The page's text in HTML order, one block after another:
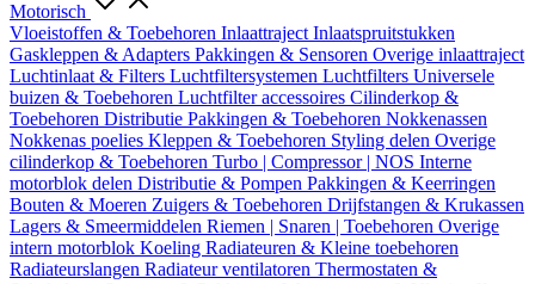
Motorisch
Vloeistoffen & Toebehoren Inlaattraject Inlaatspruitstukken
Gaskleppen & Adapters Pakkingen & Sensoren Overige inlaattraject
Luchtinlaat & Filters Luchtfiltersystemen Luchtfilters Universele
buizen & Toebehoren Luchtfilter accessoires Cilinderkop &
Toebehoren Distributie Pakkingen & Toebehoren Nokkenassen
Nokkenas poelies Kleppen & Toebehoren Styling delen Overige
cilinderkop & Toebehoren Turbo | Compressor | NOS Interne
motorblok delen Distributie & Pompen Pakkingen & Keerringen
Bouten & Moeren Zuigers & Toebehoren Drijfstangen & Krukassen
Lagers & Smeermiddelen Riemen | Snaren | Toebehoren Overige
intern motorblok Koeling Radiateuren & Kleine toebehoren
Radiateurslangen Radiateur ventilatoren Thermostaten &